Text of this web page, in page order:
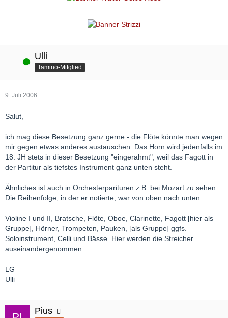
Online Ulli
Tamino-Mitglied
9. Juli 2006
Salut,
ich mag diese Besetzung ganz gerne - die Flöte könnte man wegen
mir gegen etwas anderes austauschen. Das Horn wird jedenfalls im
18. JH stets in dieser Besetzung "eingerahmt", weil das Fagott in
der Partitur als tiefstes Instrument ganz unten steht.
Ähnliches ist auch in Orchesterparituren z.B. bei Mozart zu sehen:
Die Reihenfolge, in der er notierte, war von oben nach unten:
Violine I und II, Bratsche, Flöte, Oboe, Clarinette, Fagott [hier als
Gruppe], Hörner, Trompeten, Pauken, [als Gruppe] ggfs.
Soloinstrument, Celli und Bässe. Hier werden die Streicher
auseinandergenommen.
LG
Ulli
Pius